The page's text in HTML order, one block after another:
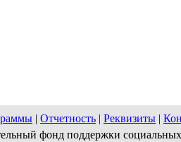
| Отчетность | Реквизиты |
фонд поддержки